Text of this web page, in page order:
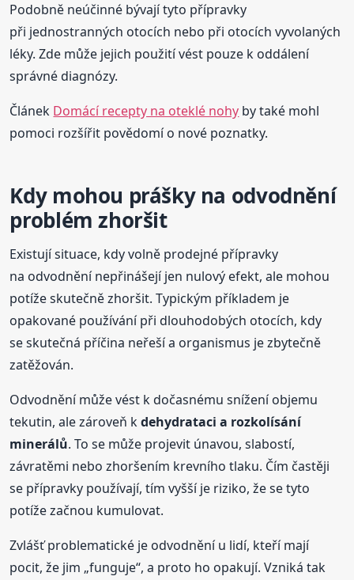
Podobně neúčinné bývají tyto přípravky
při jednostranných otocích nebo při otocích vyvolaných
léky. Zde může jejich použití vést pouze k oddálení
správné diagnózy.
Článek Domácí recepty na oteklé nohy by také mohl
pomoci rozšířit povědomí o nové poznatky.
Kdy mohou prášky na odvodnění
problém zhoršit
Existují situace, kdy volně prodejné přípravky
na odvodnění nepřinášejí jen nulový efekt, ale mohou
potíže skutečně zhoršit. Typickým příkladem je
opakované používání při dlouhodobých otocích, kdy
se skutečná příčina neřeší a organismus je zbytečně
zatěžován.
Odvodnění může vést k dočasnému snížení objemu
tekutin, ale zároveň kdehydrataci a rozkolísání
minerálů. To se může projevit únavou, slabostí,
závratěmi nebo zhoršením krevního tlaku. Čím častěji
se přípravky používají, tím vyšší je riziko, že se tyto
potíže začnou kumulovat.
Zvlášť problematické je odvodnění u lidí, kteří mají
pocit, že jim „funguje“, a proto ho opakují. Vzniká tak